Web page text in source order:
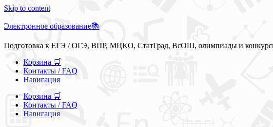
Skip to content
Электронное образование📚
Подготовка к ЕГЭ / ОГЭ, ВПР, МЦКО, СтатГрад, ВсОШ, олимпиады и
Корзина 🛒
Контакты / FAQ
Навигация
Корзина 🛒
Контакты / FAQ
Навигация